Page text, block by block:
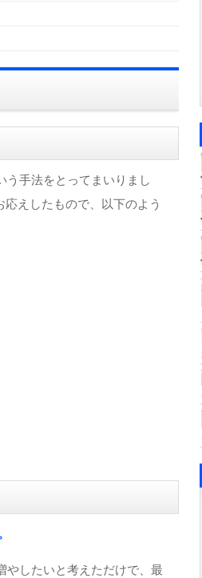
う手法をとってまいりまし
えしたもので、以下のよう
やしたいと考えただけで、最